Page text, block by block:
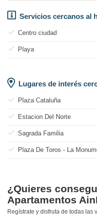
Servicios cercanos al
Centro ciudad
Playa
Lugares de interés
Plaza Cataluña
Estacion Del Norte
Sagrada Familia
Plaza De Toros - La
¿Quieres
Apartamentos
Regístrate y disfruta de todas las